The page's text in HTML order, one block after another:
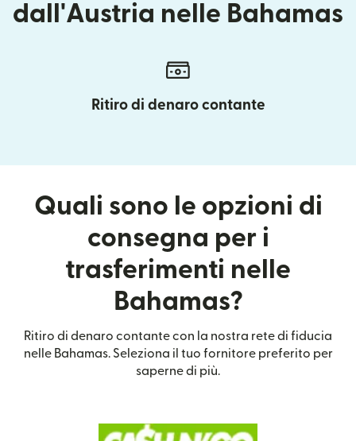
dall'Austria nelle Bahamas
Ritiro di denaro contante
Quali sono le opzioni di
consegna per i
trasferimenti nelle
Bahamas?
Ritiro di denaro contante con la nostra rete di fiducia
nelle Bahamas. Seleziona il tuo fornitore preferito per
saperne di più.